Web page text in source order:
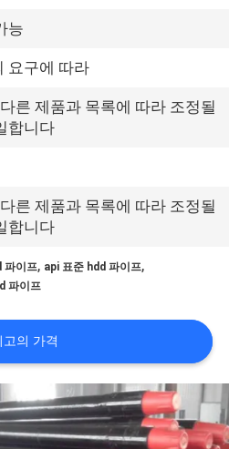
능
요구에 따라
른 제품과 목록에 따라 조정될
합니다
른 제품과 목록에 따라 조정될
합니다
파이프, api 표준 hdd 파이프,
파이프
고의 가격